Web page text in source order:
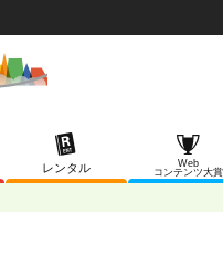
レンタル
Web
コンテンツ大賞